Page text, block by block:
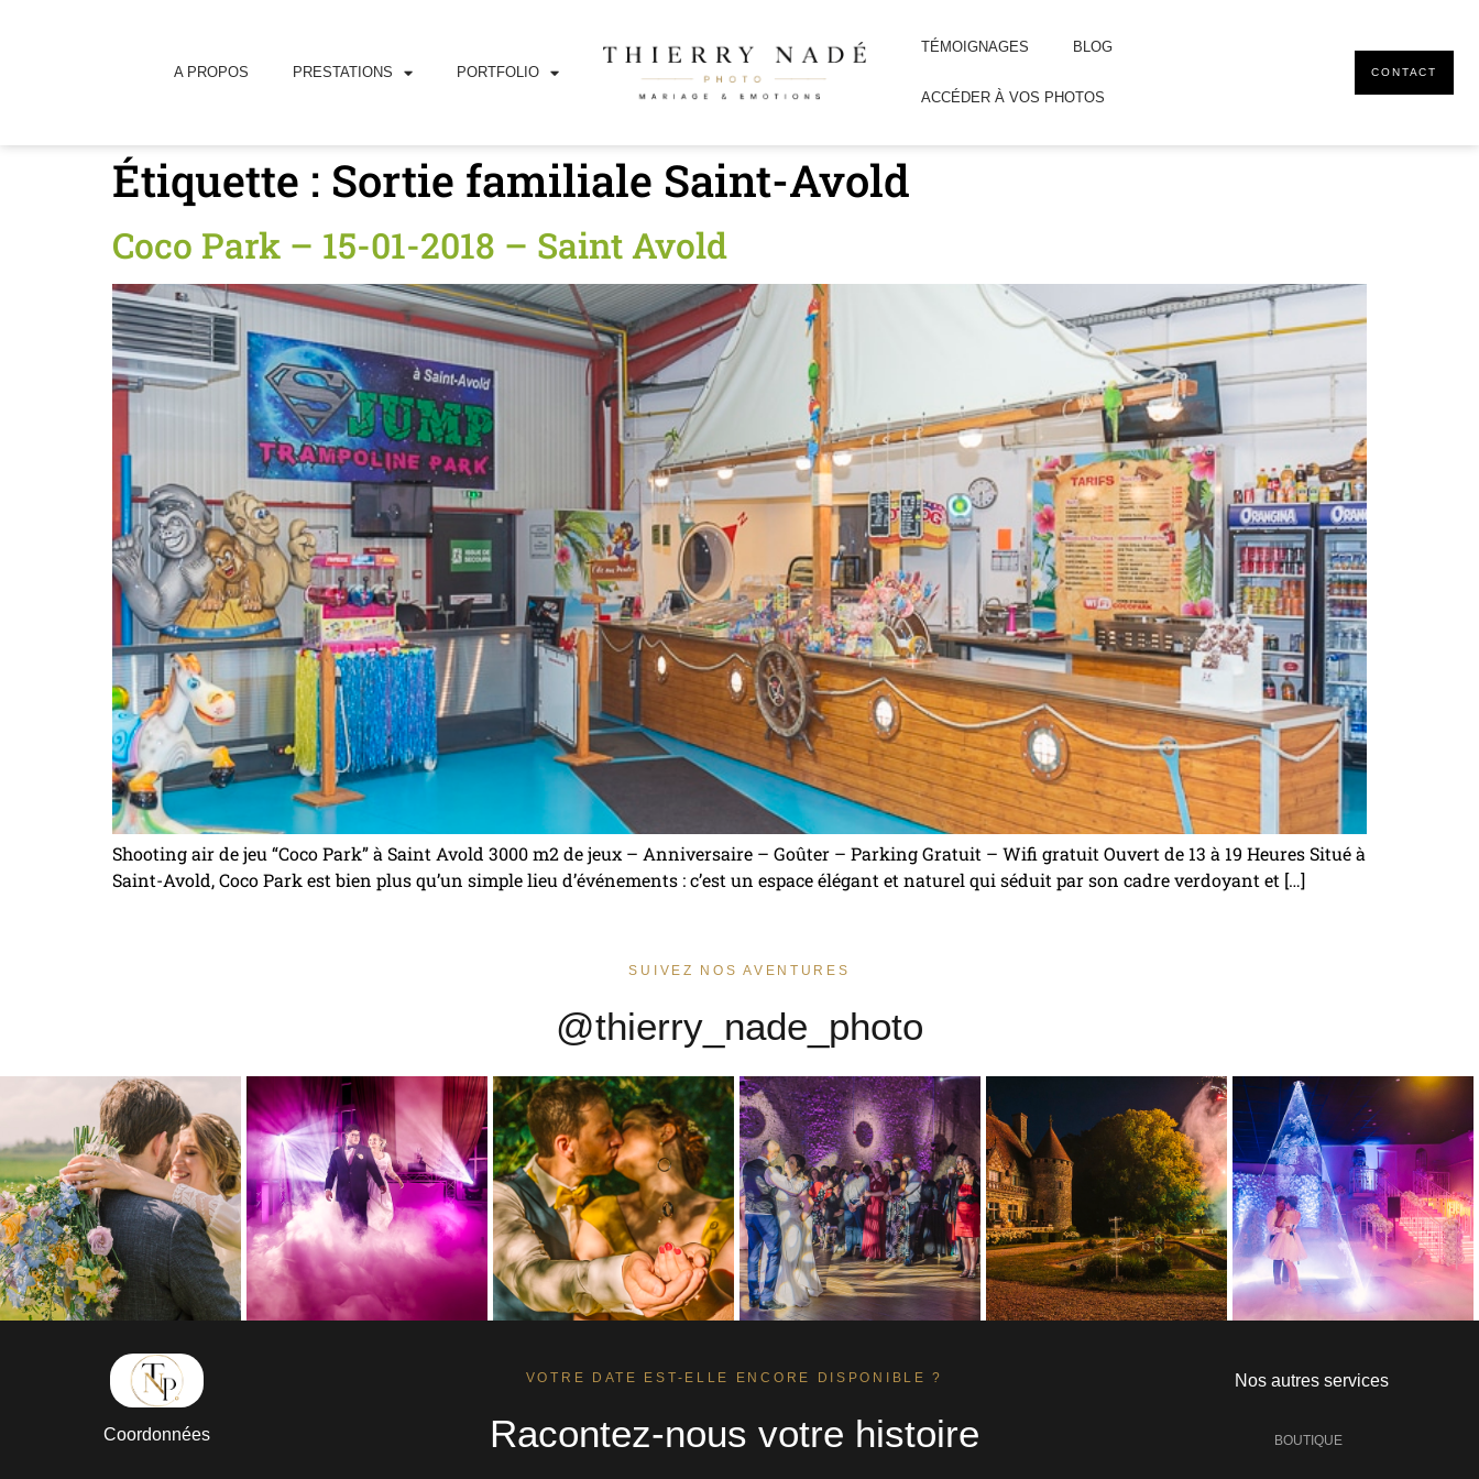
A PROPOS PRESTATIONS PORTFOLIO
TÉMOIGNAGES BLOG
ACCÉDER À VOS PHOTOS
CONTACT
Étiquette : Sortie familiale Saint-Avold
Coco Park – 15-01-2018 – Saint Avold
Shooting air de jeu “Coco Park” à Saint Avold 3000 m2 de jeux – Anniversaire – Goûter – Parking Gratuit – Wifi gratuit Ouvert de 13 à 19 Heures Situé à
Saint-Avold, Coco Park est bien plus qu’un simple lieu d’événements : c’est un espace élégant et naturel qui séduit par son cadre verdoyant et […]
SUIVEZ NOS AVENTURES
@thierry_nade_photo
Coordonnées
VOTRE DATE EST-ELLE ENCORE DISPONIBLE ?
Racontez-nous votre histoire
Nos autres services
BOUTIQUE